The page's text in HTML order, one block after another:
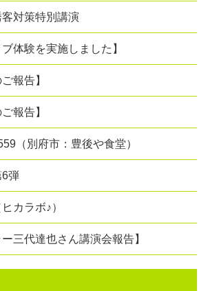
対策特別講演
体験を実施しました】
報告】
報告】
（別府市：豊後や食堂）
弾
カラボ♪）
三代達也さん講演会報告】